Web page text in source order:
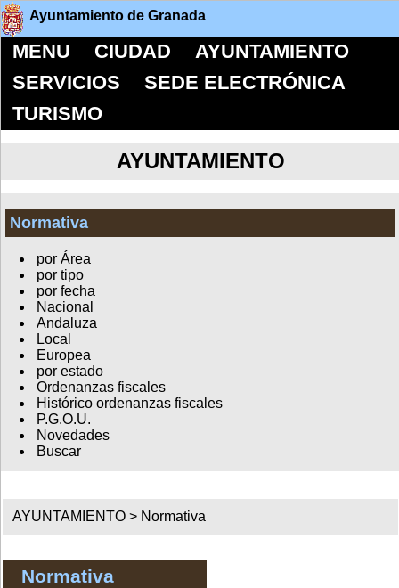
Ayuntamiento de Granada
MENU CIUDAD
AYUNTAMIENTO
SERVICIOS
SEDE ELECTRÓNICA
TURISMO
AYUNTAMIENTO
Normativa
por Área
por tipo
por fecha
Nacional
Andaluza
Local
Europea
por estado
Ordenanzas fiscales
Histórico ordenanzas fiscales
P.G.O.U.
Novedades
Buscar
AYUNTAMIENTO > Normativa
Normativa